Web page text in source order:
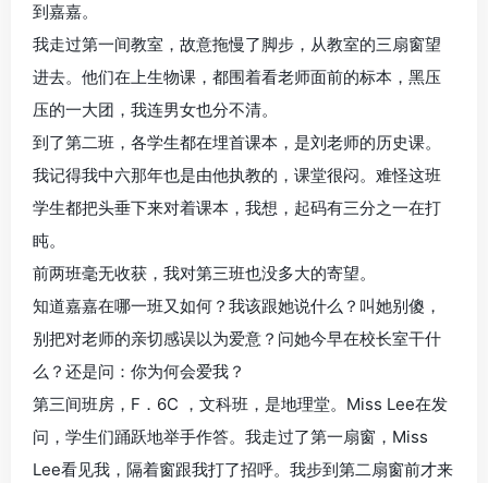
到嘉嘉。
我走过第一间教室，故意拖慢了脚步，从教室的三扇窗望
进去。他们在上生物课，都围着看老师面前的标本，黑压
压的一大团，我连男女也分不清。
到了第二班，各学生都在埋首课本，是刘老师的历史课。
我记得我中六那年也是由他执教的，课堂很闷。难怪这班
学生都把头垂下来对着课本，我想，起码有三分之一在打
盹。
前两班毫无收获，我对第三班也没多大的寄望。
知道嘉嘉在哪一班又如何？我该跟她说什么？叫她别傻，
别把对老师的亲切感误以为爱意？问她今早在校长室干什
么？还是问：你为何会爱我？
第三间班房，F．6C ，文科班，是地理堂。Miss Lee在发
问，学生们踊跃地举手作答。我走过了第一扇窗，Miss
Lee看见我，隔着窗跟我打了招呼。我步到第二扇窗前才来